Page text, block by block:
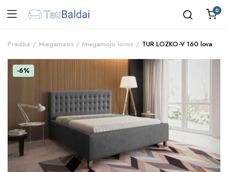
0
Pradžia Miegamasis Miegamojo lovos TUR LOZKO-V 160 lova
-6%